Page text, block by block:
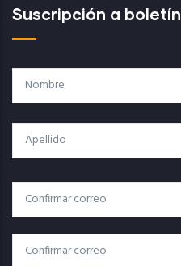
Suscripción a boletín
Nombre
Apellido
Correo
Electrónico
Correo Electrónico
Confirmar Correo